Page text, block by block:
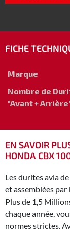
FICHE
Marque
Nombre de
"Avant +
EN SAVOIR
HONDA CBX
Les durites avia
et assemblées
Plus de 1,5
chaque année,
normes strictes.